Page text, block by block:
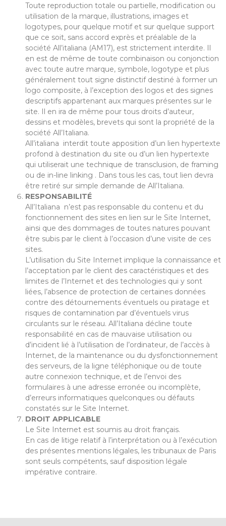
Toute reproduction totale ou partielle, modification ou
utilisation de la marque, illustrations, images et
logotypes, pour quelque motif et sur quelque support
que ce soit, sans accord exprès et préalable de la
société All’italiana (AM17), est strictement interdite. Il
en est de même de toute combinaison ou conjonction
avec toute autre marque, symbole, logotype et plus
généralement tout signe distinctif destiné à former un
logo composite, à l’exception des logos et des signes
descriptifs appartenant aux marques présentes sur le
site. Il en ira de même pour tous droits d’auteur,
dessins et modèles, brevets qui sont la propriété de la
société All’Italiana.
All’italiana interdit toute apposition d’un lien hypertexte
profond à destination du site ou d’un lien hypertexte
qui utiliserait une technique de transclusion, de framing
ou de in-line linking . Dans tous les cas, tout lien devra
être retiré sur simple demande de All’Italiana.
RESPONSABILITÉ
All’Italiana n’est pas responsable du contenu et du
fonctionnement des sites en lien sur le Site Internet,
ainsi que des dommages de toutes natures pouvant
être subis par le client à l’occasion d’une visite de ces
sites.
L’utilisation du Site Internet implique la connaissance et
l’acceptation par le client des caractéristiques et des
limites de l’Internet et des technologies qui y sont
liées, l’absence de protection de certaines données
contre des détournements éventuels ou piratage et
risques de contamination par d’éventuels virus
circulants sur le réseau. All’Italiana décline toute
responsabilité en cas de mauvaise utilisation ou
d’incident lié à l’utilisation de l’ordinateur, de l’accès à
Internet, de la maintenance ou du dysfonctionnement
des serveurs, de la ligne téléphonique ou de toute
autre connexion technique, et de l’envoi des
formulaires à une adresse erronée ou incomplète,
d’erreurs informatiques quelconques ou défauts
constatés sur le Site Internet.
DROIT APPLICABLE
Le Site Internet est soumis au droit français.
En cas de litige relatif à l’interprétation ou à l’exécution
des présentes mentions légales, les tribunaux de Paris
sont seuls compétents, sauf disposition légale
impérative contraire.